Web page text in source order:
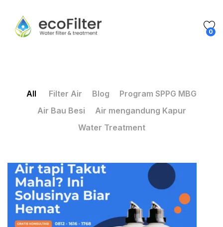
0
All Filter Air Blog
Program SPPG MBG
Air Bau Besi
Air mengandung Kapur
Water Treatment